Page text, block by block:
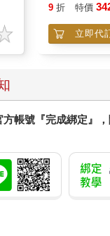
9 折 特價
立即代
帳號『完成綁定』